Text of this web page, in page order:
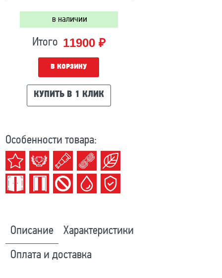
в наличии
Итого 11900 ₽
В КОРЗИНУ
КУПИТЬ В 1 КЛИК
Особенности товара:
Описание Характеристики
Оплата и доставка